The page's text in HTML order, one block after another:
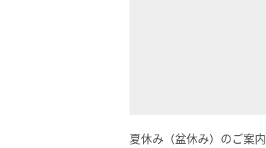
夏休み（盆休み）のご案内